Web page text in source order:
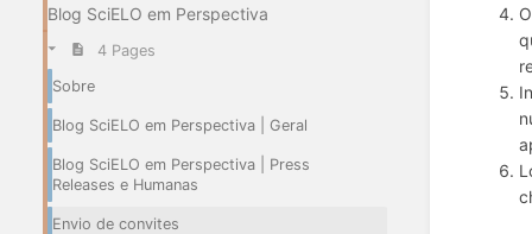
Blog SciELO em Perspectiva
4 Pages
Sobre
Blog SciELO em Perspectiva | Geral
Blog SciELO em Perspectiva | Press
Releases e Humanas
Envio de convites